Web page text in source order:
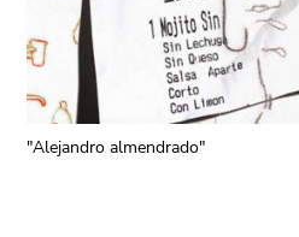
"Alejandro almendrado"